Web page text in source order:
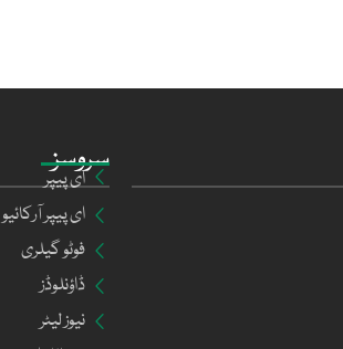
سروسز
ای پیپر
ای پیپر آرکائیو
فوٹو گیلری
ڈاؤنلوڈز
نیوز لیٹر